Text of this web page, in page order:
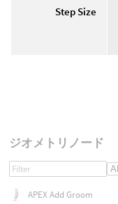
Step Size
ジオメトリノード
APEX Add Groom